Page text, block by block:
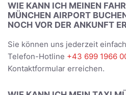
WIE KANN ICH MEINEN
MÜNCHEN AIRPORT
NOCH VOR DER ANKUNFT
Sie können uns jederzeit
Telefon-Hotline +43 699 1966
Kontaktformular erreichen.